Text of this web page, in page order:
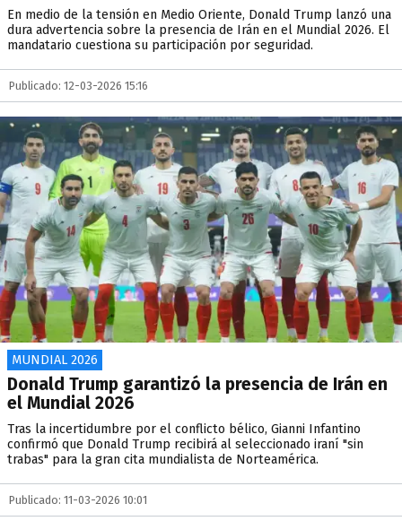
En medio de la tensión en Medio Oriente, Donald Trump lanzó una
dura advertencia sobre la presencia de Irán en el Mundial 2026. El
mandatario cuestiona su participación por seguridad.
Publicado: 12-03-2026 15:16
MUNDIAL 2026
Donald Trump garantizó la presencia de Irán en
el Mundial 2026
Tras la incertidumbre por el conflicto bélico, Gianni Infantino
confirmó que Donald Trump recibirá al seleccionado iraní "sin
trabas" para la gran cita mundialista de Norteamérica.
Publicado: 11-03-2026 10:01